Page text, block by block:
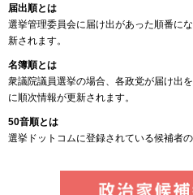
届出順とは
選挙管理委員会に届け出があった順番に
新されます。
名簿順とは
衆議院議員選挙の場合、各政党が届け出
に順次情報が更新されます。
50音順とは
選挙ドットコムに登録されている候補者